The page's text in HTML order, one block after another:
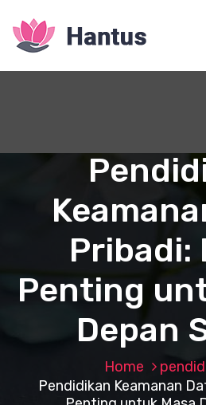
Pribadi:
Penting
Depan
Home
Pendidikan Keamanan